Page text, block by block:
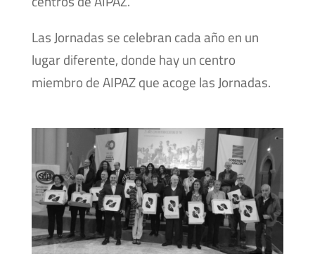
Las Jornadas se celebran cada año en un
lugar diferente, donde hay un centro
miembro de AIPAZ que acoge las Jornadas.